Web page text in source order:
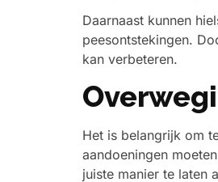
Daarnaast kunnen
peesontstekingen.
kan verbeteren.
Het is belangrijk om
aandoeningen
juiste manier te laten